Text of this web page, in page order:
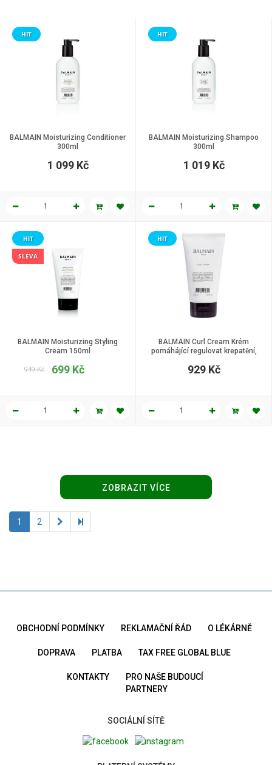
BALMAIN Moisturizing Conditioner
300ml
HIT
1 099 Kč
BALMAIN Moisturizing Shampoo
300ml
HIT
1 019 Kč
BALMAIN Moisturizing Styling
Cream 150ml
HIT
SLEVA
699 Kč
949 Kč
BALMAIN Curl Cream Krém
pomáhájící regulovat krepatění,
HIT
929 Kč
ZOBRAZIT VÍCE
1 2
OBCHODNÍ PODMÍNKY REKLAMAČNÍ ŘÁD O LÉKÁRNĚ
DOPRAVA PLATBA TAX FREE GLOBAL BLUE
KONTAKTY
PRO NAŠE BUDOUCÍ
PARTNERY
SOCIÁLNÍ SÍTĚ